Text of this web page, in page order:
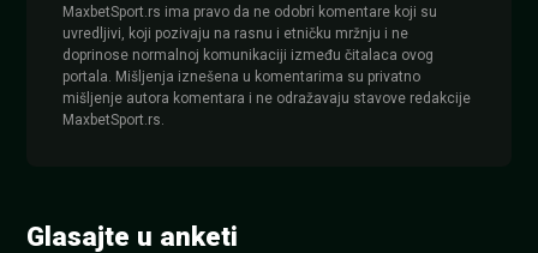
MaxbetSport.rs ima pravo da ne odobri komentare koji su
uvredljivi, koji pozivaju na rasnu i etničku mržnju i ne
doprinose normalnoj komunikaciji između čitalaca ovog
portala. Mišljenja iznešena u komentarima su privatno
mišljenje autora komentara i ne odražavaju stavove redakcije
MaxbetSport.rs.
Glasajte u anketi